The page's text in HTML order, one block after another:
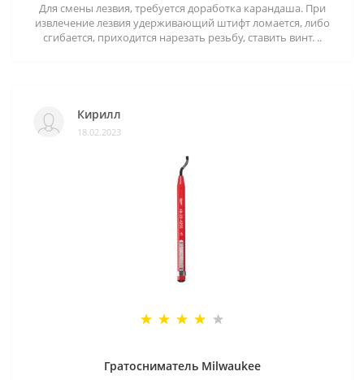
Для смены лезвия, требуется доработка карандаша. При
извлечение лезвия удерживающий штифт ломается, либо
сгибается, приходится нарезать резьбу, ставить винт. ..
Кирилл
18.02.2023
Гратосниматель Milwaukee